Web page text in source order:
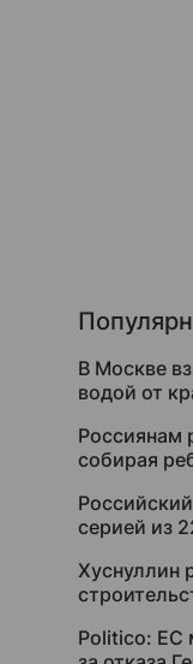
В Москве
водой от
Россиянам
собирая
серией из
Хуснуллин
Politico: ЕС